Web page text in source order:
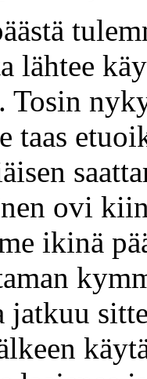
lähtee
Tosin
taas
ovi
ikinä
jatkuu